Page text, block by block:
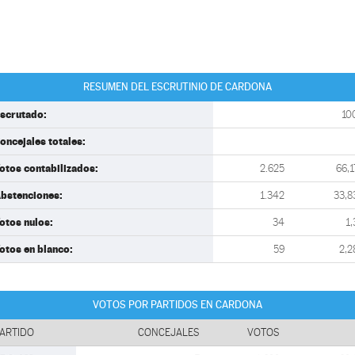
RESUMEN DEL ESCRUTINIO DE CARDONA
totales:
contabilizados: 2.625
1.342
nulos: 34
en blanco: 59
VOTOS POR PARTIDOS EN CARDONA
CONCEJALES VOTOS